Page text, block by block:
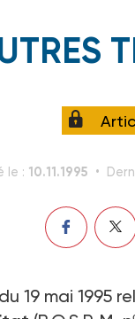
le : 10.11.1995
19 mai 1995